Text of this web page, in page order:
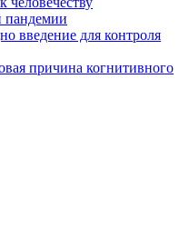
пандемии
введение для контроля
причина когнитивного